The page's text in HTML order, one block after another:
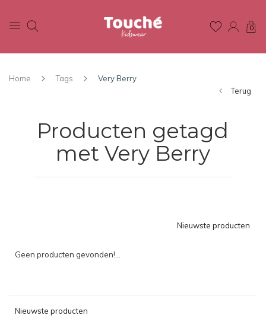
0
Home Tags
Very Berry
Terug
Producten getagd
met Very Berry
Nieuwste producten
Geen producten gevonden!...
Nieuwste producten